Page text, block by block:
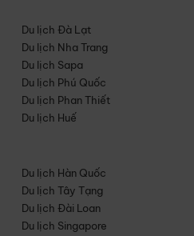
Du lịch Đà Lạt
Du lịch Nha Trang
Du lịch Sapa
Du lịch Phú Quốc
Du lịch Phan Thiết
Du lịch Huế
Du lịch Hàn Quốc
Du lịch Tây Tạng
Du lịch Đài Loan
Du lịch Singapore